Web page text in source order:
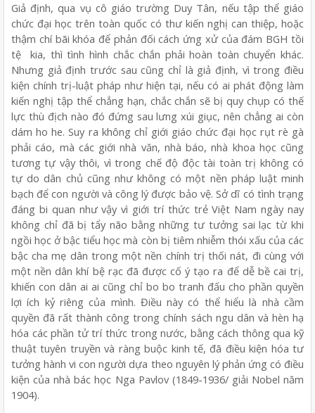
Giả định, qua vụ cô giáo trường Duy Tân, nếu tập thể giáo
chức đại học trên toàn quốc có thư kiến nghị can thiệp, hoặc
thậm chí bãi khóa để phản đối cách ứng xử của đám BGH tồi
tệ
kia, thì tình hình chắc chắn phải hoàn toàn chuyển khác.
Nhưng giả định trước sau cũng chỉ là giả định, vì trong điều
kiện chính trị-luật pháp như hiện tại, nếu có ai phát động làm
kiến nghị tập thể chẳng hạn, chắc chắn sẽ bị quy chụp có thế
lực thù địch nào đó đứng sau lưng xúi giục, nên chẳng ai còn
dám ho he. Suy ra không chỉ giới giáo chức đại học rụt rè gà
phải cáo, mà các giới nhà văn, nhà báo, nhà khoa học cũng
tương tự vậy thôi, vì trong chế độ độc tài toàn trị không có
tự do dân chủ cũng như không có một nền pháp luật minh
bạch để con người và công lý được bảo vệ. Sở dĩ có tình trạng
đáng bi quan như vậy vì giới trí thức trẻ Việt Nam ngày nay
không chỉ đã bị tẩy não bằng những tư tưởng sai lạc từ khi
ngồi học ở bậc tiểu học mà còn bị tiêm nhiễm thói xấu của các
bậc cha mẹ dân trong một nền chính trị thối nát, đi cùng với
một nền dân khí bệ rạc đã được cố ý tạo ra để dễ bề cai trị,
khiến con dân ai ai cũng chỉ bo bo tranh đấu cho phần quyền
lợi ích kỷ riêng của mình. Điều này có thể hiểu là nhà cầm
quyền đã rất thành công trong chính sách ngu dân và hèn hạ
hóa các phần tử trí thức trong nước, bằng cách thông qua kỹ
thuật tuyên truyền và ràng buộc kinh tế, đã điều kiện hóa tư
tưởng hành vi con người dựa theo nguyên lý phản ứng có điều
kiện của nhà bác học Nga Pavlov (1849-1936/ giải Nobel năm
1904).